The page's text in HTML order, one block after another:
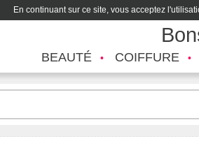
En continuant sur ce site, vous acceptez
BEAUTÉ COIFFURE